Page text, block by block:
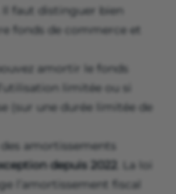
faut distinguer bien
fonds de commerce et
amortir le fonds
limitée ou si
(sur une durée limitée de
amortissements
depuis 2022
. La loi
l’amortissement fiscal